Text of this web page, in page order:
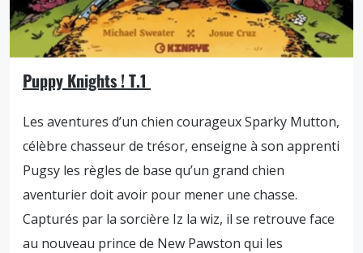
Puppy Knights ! T.1
Les aventures d’un chien courageux Sparky Mutton,
célèbre chasseur de trésor, enseigne à son apprenti
Pugsy les règles de base qu’un grand chien
aventurier doit avoir pour mener une chasse.
Capturés par la sorcière Iz la wiz, il se retrouve face
au nouveau prince de New Pawston qui les